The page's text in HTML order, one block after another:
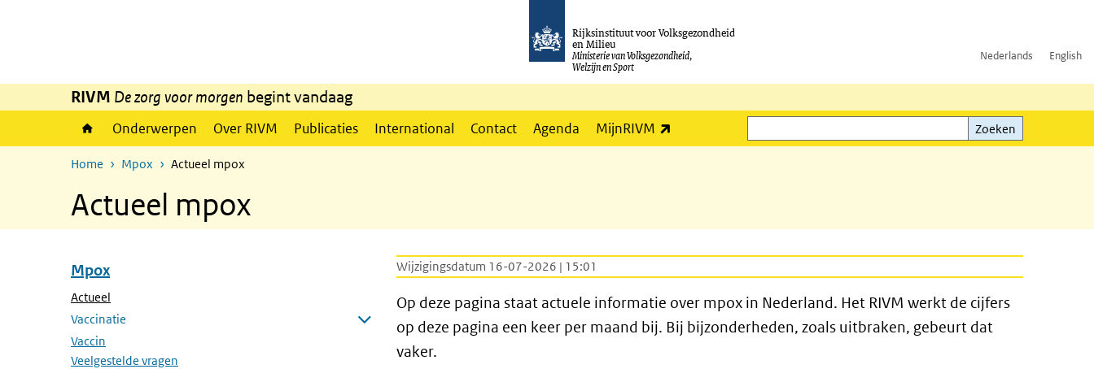
Rijksinstituut voor Volksgezondheid
en Milieu
Ministerie van Volksgezondheid,
Welzijn en Sport
Nederlands English
RIVM De zorg voor morgen begint vandaag
Onderwerpen Over RIVM Publicaties International Contact Agenda MijnRIVM
Zoeken
Zoeken
Home Mpox Actueel mpox
Actueel mpox
Overslaan menu Mpox
Mpox
Actueel
Vaccinatie
Submenu openen
Vaccin
Veelgestelde vragen
Wijzigingsdatum 16-07-2026 | 15:01
Op deze pagina staat actuele informatie over mpox in Nederland. Het RIVM werkt de cijfers
op deze pagina een keer per maand bij. Bij bijzonderheden, zoals uitbraken, gebeurt dat
vaker.